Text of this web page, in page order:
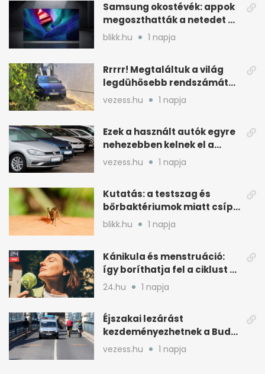
Samsung okostévék: appok
megoszthatták a netedet a
tudtod nélkül
blikk.hu 1 napja
Rrrrr! Megtaláltuk a világ
legdühösebb rendszámát
és az árát is
vezess.hu 1 napja
Ezek a használt autók egyre
nehezebben kelnek el a
magyar piacon
vezess.hu 1 napja
Kutatás: a testszag és
bőrbaktériumok miatt csípik
inkább a szúnyogok
blikk.hu 1 napja
Kánikula és menstruáció:
így boríthatja fel a ciklust a
hőség
24.hu 1 napja
Éjszakai lezárást
kezdeményezhetnek a Budai
Váralagútnál Budapesten
vezess.hu 1 napja